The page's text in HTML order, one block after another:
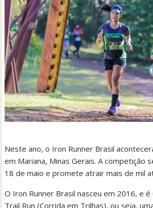
Neste ano, o Iron Runner Brasil
em Mariana, Minas Gerais. A competição
18 de maio e promete atrair mais de mil
O Iron Runner Brasil nasceu em 2016, e
Trail Run (Corrida em Trilhas), ou seja,